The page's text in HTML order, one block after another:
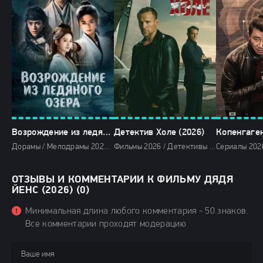
Возрождение из ледяного озера (2026)
Дорамы / Мелодрамы 2026 / Сериалы 2026 / Фильмы 2026 / Новинки сериалов 2026 / Сериалы апреля 2026 / Сериалы весны 2026 / Смотреть фильмы онлайн
Детектив Холе (2026)
Фильмы 2026 / Детективы 2026 / Криминальные фильмы 2026 / Триллеры 2026 / Сериалы 2026 / Новинки сериалов 2026 / Сериалы апреля 2026 / Сериалы 4K / Сериалы весны 2026 / Сериалы в озвучке LostFilm / Смотреть фильмы онлайн
ОТЗЫВЫ И КОММЕНТАРИИ К ФИЛЬМУ ДЯДЯ
ЙЕНС (2026) (0)
Минимальная длина любого комментария - 50 знаков.
Все комментарии проходят модерацию